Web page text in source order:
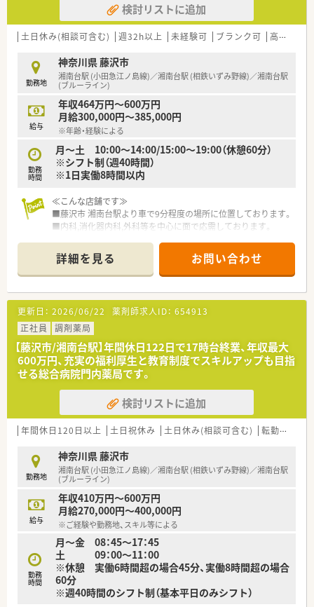
【職場環境と雰囲気】
■スタッフは20代から30代前後が中心となっており、活気があ
り若手が多数活躍している職場です。
用しやすいよう工夫されています。
■社長との距離感が近く、店舗運営や経営に関する知識も学ぶこ
とができる風通しの良い環境です。
【こんな方にオススメ】
■若手が多く活躍する活気ある環境で、モチベーションを高く保
ちながら働きたい方に最適な職場です。
■残業がほとんどない環境で、仕事とプライベートのバランスを
しっかりと両立させたい方に強くおすすめします。
■藤沢駅近くという利便性の高い場所で、通勤のストレスを軽減
検討リストに追加
土日休み(相談可含む) 週32h以上 未経験可 ブランク可 高給与(600万円以上)
勤務地
神奈川県 藤沢市
湘南台駅 (小田急江ノ島線)／湘南台駅 (相鉄いずみ野線)／湘南台駅
(ブルーライン)
給与
年収464万円～600万円
月給300,000円～385,000円
※年齢・経験による
勤務
時間
月～土 10:00～14:00/15:00～19:00（休憩60分）
※シフト制（週40時間）
※1日実働8時間以内
≪こんな店舗です≫
■藤沢市 湘南台駅より車で9分程度の場所に位置しております。
■内科,消化器内科,外科等を中心に面で応需しております。
≪こんな企業です≫
■北海道・東北で高いシェアを誇る大手ドラッグストアチェーン
です。
■売上はグループ全体で8,000億円超、店舗数も1,900店舗超、子
会社含むグループ全体では2,300店舗超の東証プライム上場企業
です。
■病院門前･併設型･ドライブスルー型・専門店と患者様ニーズに
応えるべく多様な形態を展開しており、
全店で患者様・現場目線での店舗運営を行っております。
■年間休日110日、有休消化もしやすい環境です。しっかり働い
て、その分オフの日はゆっくりリフレッシュできます。
メリハリをつけながらお仕事したい方にも最適です。
■福利厚生は業界内でもトップクラスの水準！
傷病による長期休業または退職後、会社から給与支給がなくな
った後も、60歳まで給与が保障される「LTD制度」を導入しており
それぞれの生活ニーズに合わせて補償額を選択でき、万が一の
際も本人と家族の生活を支えます。
■産前産後休暇100％取得可能、ライフスタイルの変化にあわせ
て安心してお仕事を続けられる実績がございます。
１年以上勤務した社員は子供が1歳に達する前日まで育児休業
を取得することができます。
その後は育児短時間勤務制度を利用することができます。
■「新入社員研修」の他、基礎固めの「薬剤師新入社員研修」など
様々な研修制度がございます。
自宅学習が可能なe-ラーニング講座、本人のキャリアアップの
ための通信教育など、多彩な教育システムを導入しております。
研修認定薬剤師資格取得補助も完備しております。（e-
詳細を見る お問い合わせ
更新日： 2026/06/22 薬剤師求人ID： 654913
正社員
調剤薬局
【藤沢市/湘南台駅】年間休日122日で17時台終業、年収最大
600万円、充実の福利厚生と教育制度でスキルアップも目指
せる総合病院門内薬局です。
検討リストに追加
年間休日120日以上 土日祝休み 土日休み(相談可含む) 転勤なし
勤務地
神奈川県 藤沢市
湘南台駅 (小田急江ノ島線)／湘南台駅 (相鉄いずみ野線)／湘南台駅
(ブルーライン)
給与
年収410万円～600万円
月給270,000円～400,000円
※ご経験や勤務地、スキル等による
勤務
時間
月～金 08：45～17：45
土 09：00～11：00
※休憩 実働6時間超の場合45分、実働8時間超の場合
60分
※週40時間のシフト制（基本平日のみシフト）